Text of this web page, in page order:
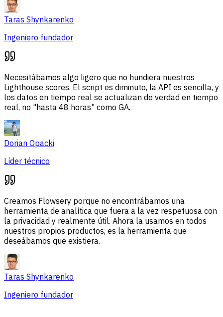
Taras Shynkarenko
Ingeniero fundador
Necesitábamos algo ligero que no hundiera nuestros
Lighthouse scores. El script es diminuto, la API es sencilla, y
los datos en tiempo real se actualizan de verdad en tiempo
real, no "hasta 48 horas" como GA.
Dorian Opacki
Líder técnico
Creamos Flowsery porque no encontrábamos una
herramienta de analítica que fuera a la vez respetuosa con
la privacidad y realmente útil. Ahora la usamos en todos
nuestros propios productos, es la herramienta que
deseábamos que existiera.
Taras Shynkarenko
Ingeniero fundador
Resumen Problemas de sesión